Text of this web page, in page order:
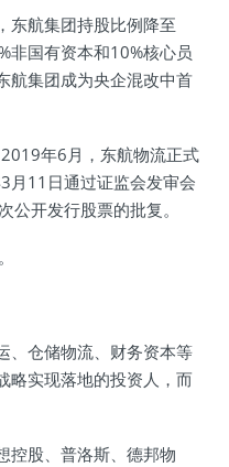
东航集团持股比例降至
非国有资本和10%核心员
航集团成为央企混改中首
年6月，东航物流正式
月11日通过证监会发审会
开发行股票的批复。
、仓储物流、财务资本等
略实现落地的投资人，而
控股、普洛斯、德邦物